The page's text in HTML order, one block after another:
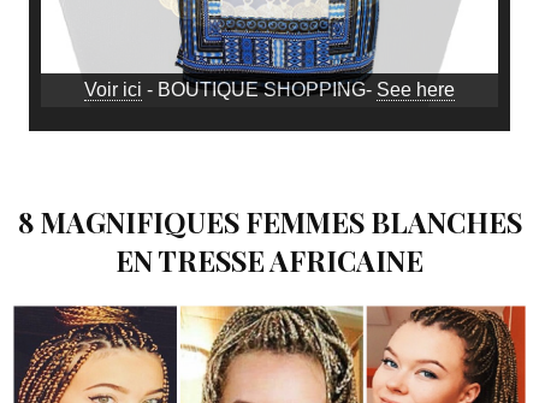
Voir ici - BOUTIQUE SHOPPING- See here
8 MAGNIFIQUES FEMMES BLANCHES
EN TRESSE AFRICAINE